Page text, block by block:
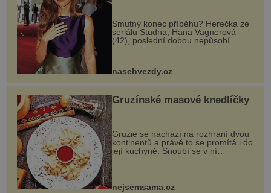
Smutný konec příběhu? Herečka ze
seriálu Studna, Hana Vagnerová
(42), poslední dobou nepůsobí
nasehvezdy.cz
Gruzínské masové knedlíčky
Gruzie se nachází na rozhraní dvou
kontinentů a právě to se promítá i do
její kuchyně. Snoubí se v ní
evropské a asijské chutě a díky tomu
vznikají rozmanité a chuťově bohaté
pokrmy, které rozhodně st...
nejsemsama.cz